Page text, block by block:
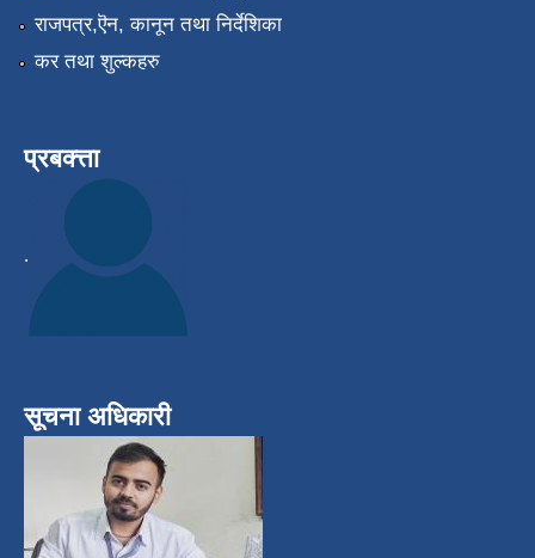
राजपत्र,ऎन, कानून तथा निर्देशिका
कर तथा शुल्कहरु
प्रबक्त्ता
.
सूचना अधिकारी